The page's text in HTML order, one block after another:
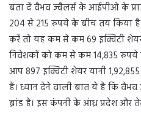
बता दें वैभव ज्वैलर्स के आईपीओ के
204 से 215 रुपये के बीच तय किया
करें तो यह कम से कम 69 इक्विटी
निवेशकों को कम से कम 14,835 रुपये
आप 897 इक्विटी शेयर यानी
हैं। ध्यान देने वाली बात ये है कि वैभव
ब्रांड है। इस कंपनी के आंध्र प्रदेश और